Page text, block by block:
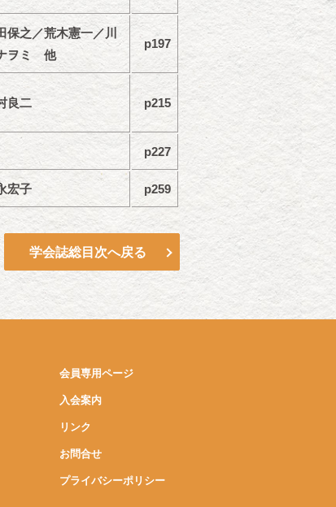
保之／荒木憲一／川
ヲミ 他
p197
良二 p215
p227
宏子 p259
学会誌総目次へ戻る
会員専用ページ
入会案内
リンク
お問合せ
プライバシーポリシー